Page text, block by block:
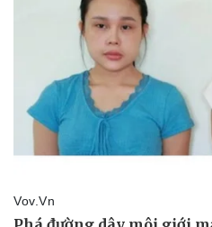
Thể thao
Bóng đá
Thế giới thể thao
eSports